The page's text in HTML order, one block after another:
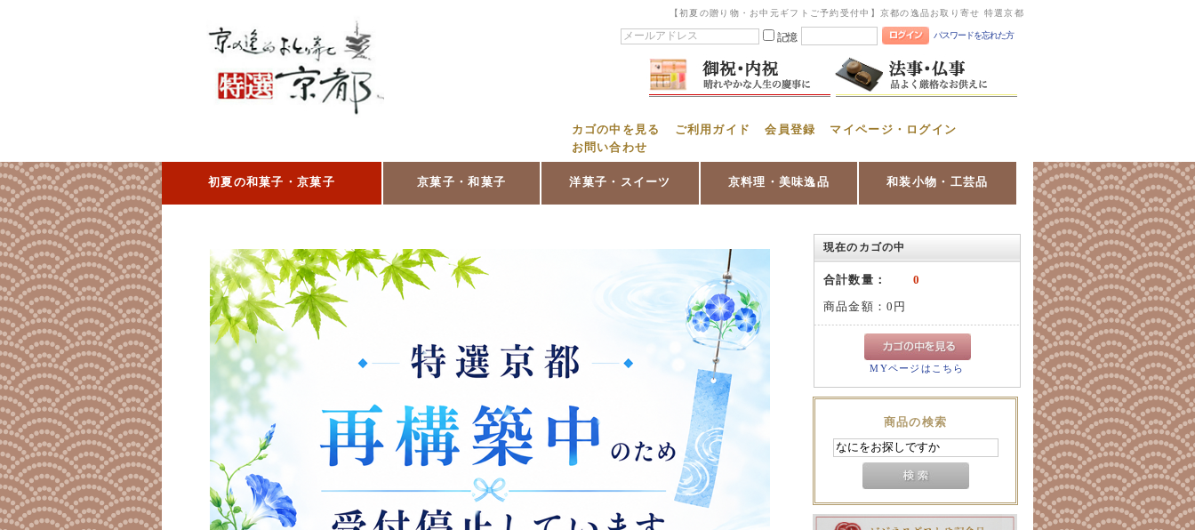
【初夏の贈り物・お中元ギフトご予約受付中】京都の逸品お取り寄せ 特選京都
記憶 パスワードを忘れた方
カゴの中を見る ご利用ガイド 会員登録
マイページ・ログイン
お問い合わせ
初夏の和菓子・京菓子 京菓子・和菓子 洋菓子・スイーツ 京料理・美味逸品 和装小物・工芸品
現在のカゴの中
合計数量： 0
商品金額：0円
MYページはこちら
商品の検索